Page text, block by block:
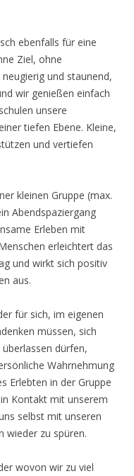
ebenfalls für eine
Ziel, ohne
und staunend,
wir genießen einfach
unsere
tiefen Ebene. Kleine,
und vertiefen
kleinen Gruppe (max.
Abendspaziergang
Erleben mit
erleichtert das
und wirkt sich positiv
aus.
für sich, im eigenen
müssen, sich
dürfen,
Wahrnehmung
Erlebten in der Gruppe
Kontakt mit unserem
selbst mit unseren
wieder zu spüren.
wovon wir zu viel